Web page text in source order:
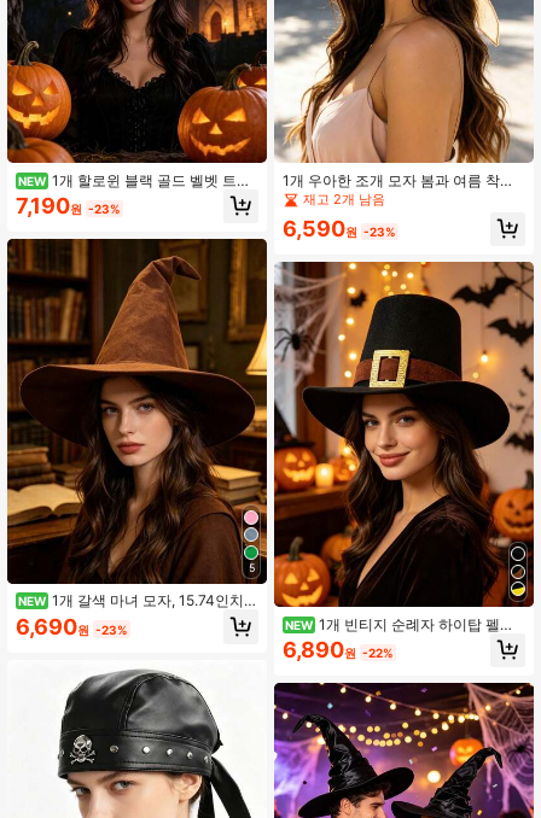
NEW 1개 할로윈 블랙 골드 벨벳 트위
스트 뾰족한 마녀 모자, 주름진 질감
빈티지 품질, 넓은 챙 구조적 핏, 유니
마 파티, 마녀 마법사 코스프레, 다크
스타일 가면무도회, 탈출방 유령의 집
룩, 드라마 무대 공연, 분위기 있는 휴
일 사진 촬영에 적합, 호박 성 장면과
잘 어울려 뛰어난 분위기를 연출하는
인기 있는 올매치 역할극 액세서리
7,190원 -23%
5
NEW 1개 갈색 마녀 모자, 15.74인치
넓은 챙 펠트 마법사 모자, 성인 사이
즈, 할로윈 의상 액세서리, 접이식 뾰
행사에 적합, 생생한 보라색 마녀 모자
- 넓은 챙 펠트 마녀 의상 모자, 할로
윈, 역할극, 마법 테마 파티에 적합, 원
사이즈 성인 보라색 마녀 모자, 11.81
인치 높이 뾰족한 펠트 마법사 모자,
악한 마녀 역할극, 할로윈 및 판타지
테마 행사에 완벽
6,690원 -23%
1개 우아한 조개 모자 봄과 여름 착용
에 적합, 야외 활동, 해변, 여행 및 휴가
에 완벽합니다. 이 모자는 자외선 차
단, 통기성, 흡습성, 다기능성 및 휴대
재고 2개 남음
6,590원 -23%
NEW 1개 빈티지 순례자 하이탑 펠트
모자, 갈색 밴드와 금색 버클 디자인,
미국적 향수 분위기를 강조하며 머리
상시킵니다; 할로윈 파티, 추수감사절
테마 행사, 빈티지 캐릭터 코스프레,
휴일 사진 촬영에 적합하며 성인 남녀
가 착용할 수 있습니다
6,890원 -22%